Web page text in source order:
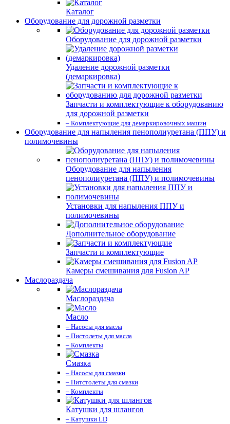
Каталог
Оборудование для дорожной разметки
Оборудование для дорожной разметки
Удаление дорожной разметки
(демаркировка)
Запчасти и комплектующие к оборудованию
для дорожной разметки
– Комплектующие для демаркировочных машин
Оборудование для напыления пенополиуретана (ППУ) и
полимочевины
Оборудование для напыления
пенополиуретана (ППУ) и полимочевины
Установки для напыления ППУ и
полимочевины
Дополнительное оборудование
Запчасти и комплектующие
Камеры смешивания для Fusion AP
Маслораздача
Маслораздача
Масло
– Насосы для масла
– Пистолеты для масла
– Комплекты
Смазка
– Насосы для смазки
– Питстолеты для смазки
– Комплекты
Катушки для шлангов
– Катушки LD